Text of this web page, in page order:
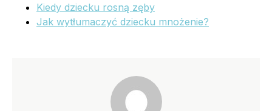
Kiedy dziecku rosną zęby
Jak wytłumaczyć dziecku mnożenie?